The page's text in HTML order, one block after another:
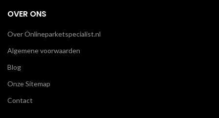
OVER ONS
Over Onlineparketspecialist.nl
Algemene voorwaarden
Blog
Onze Sitemap
Contact